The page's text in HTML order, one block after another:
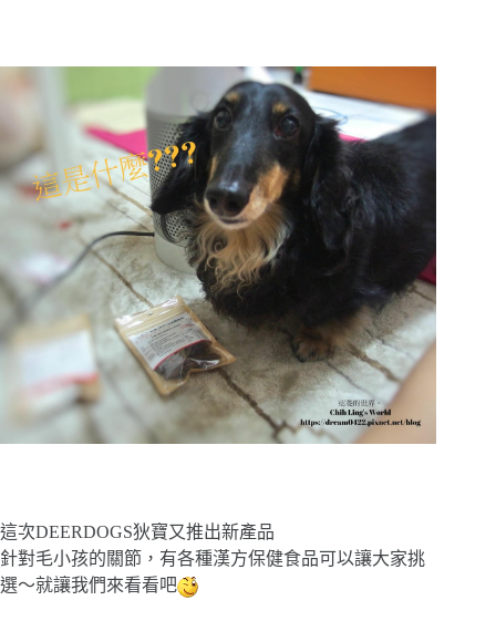
這次DEERDOGS狄寶又推出新產品
針對毛小孩的關節，有各種漢方保健食品可以讓大家挑
選～就讓我們來看看吧